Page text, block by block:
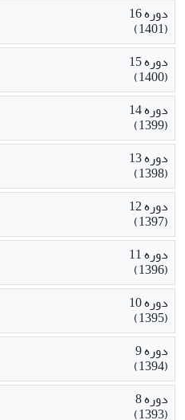
دوره 16
(1401)
دوره 15
(1400)
دوره 14
(1399)
دوره 13
(1398)
دوره 12
(1397)
دوره 11
(1396)
دوره 10
(1395)
دوره 9
(1394)
دوره 8
(1393)